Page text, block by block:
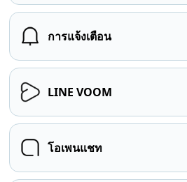
การแจ้งเตือน
LINE VOOM
โอเพนแชท